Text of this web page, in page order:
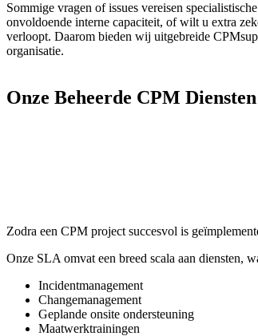
Sommige vragen of issues vereisen
onvoldoende interne capaciteit, of wilt u extra
verloopt. Daarom bieden wij uitgebreide
organisatie.
Onze Beheerde CPM Diensten
Zodra een CPM project succesvol is
Onze SLA omvat een breed scala aan diensten,
Incidentmanagement
Changemanagement
Geplande onsite ondersteuning
Maatwerktrainingen